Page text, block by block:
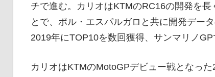
チで進む。カリオはKTMのRC16の開発を
とで、ポル・エスパルガロと共に開発デー
2019年にTOP10を数回獲得、サンマリノGP
カリオはKTMのMotoGPデビュー戦となっ